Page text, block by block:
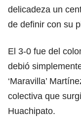
delicadeza un
de definir con su
El 3-0 fue del
debió
‘Maravilla’
colectiva que
Huachipato.